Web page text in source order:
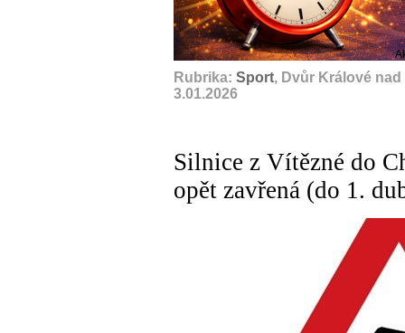
Rubrika: Sport, Dvůr Králové
3.01.2026
Silnice z Vítězné do
opět zavřená (do 1.